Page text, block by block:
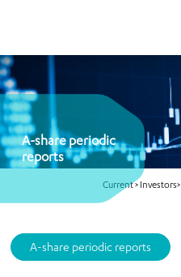
A-share periodic
reports
Current> Investors>
A-share periodic reports